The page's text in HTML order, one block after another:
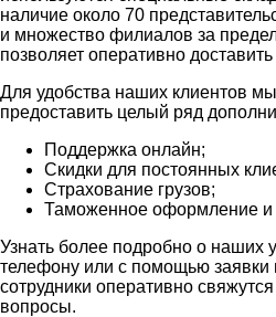
наличие около 70
и множество филиалов за
позволяет оперативно
Для удобства наших клиентов
предоставить целый ряд
Поддержка онлайн;
Скидки для постоянных
Страхование грузов;
Таможенное оформление и
Узнать более подробно о наших
телефону или с помощью заявки
сотрудники оперативно
вопросы.